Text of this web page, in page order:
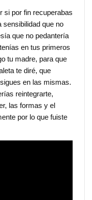
si por fin recuperabas
que no
que no pedantería
en tus primeros
tu madre, para que
te diré, que
en las mismas.
reintegrarte,
las formas y el
por lo que fuiste